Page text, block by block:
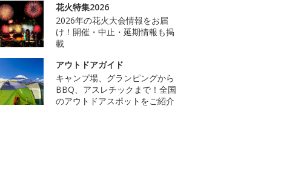
花火特集2026
2026年の花火大会情報をお届
け！開催・中止・延期情報も掲
載
アウトドアガイド
キャンプ場、グランピングから
BBQ、アスレチックまで！全国
のアウトドアスポットをご紹介